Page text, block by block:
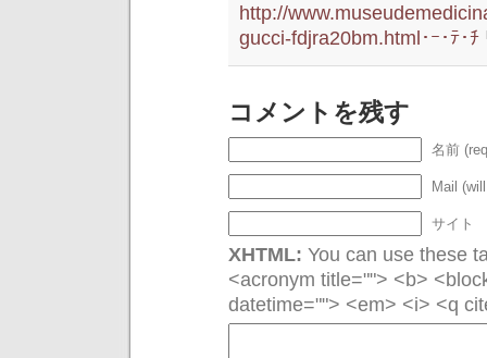
http://
gucci-fdjra20bm.html･ｰ･ﾃ･ﾁ
コメントを残す
名前
Mail
サイト
XHTML: You can use these
<acronym title=""> <b>
datetime=""> <em> <i> <q